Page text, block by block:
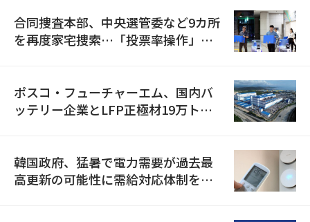
合同捜査本部、中央選管委など9カ所
を再度家宅捜索…「投票率操作」の
ポスコ・フューチャーエム、国内バ
ッテリー企業とLFP正極材19万トン
韓国政府、猛暑で電力需要が過去最
高更新の可能性に需給対応体制を点